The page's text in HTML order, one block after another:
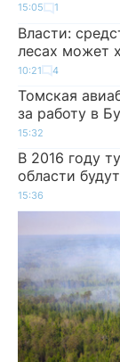
15:05 1
Власти:
лесах может
10:21 4
Томская
за работу в
15:32
В 2016 году
области
15:36